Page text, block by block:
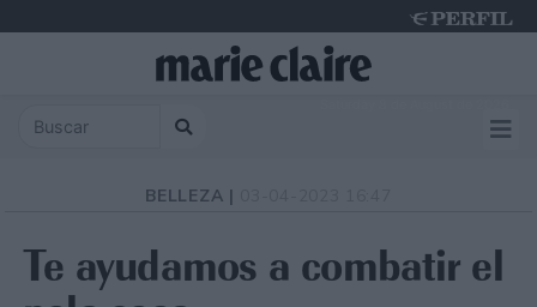
BELLEZA |
Te ayudamos a combatir el